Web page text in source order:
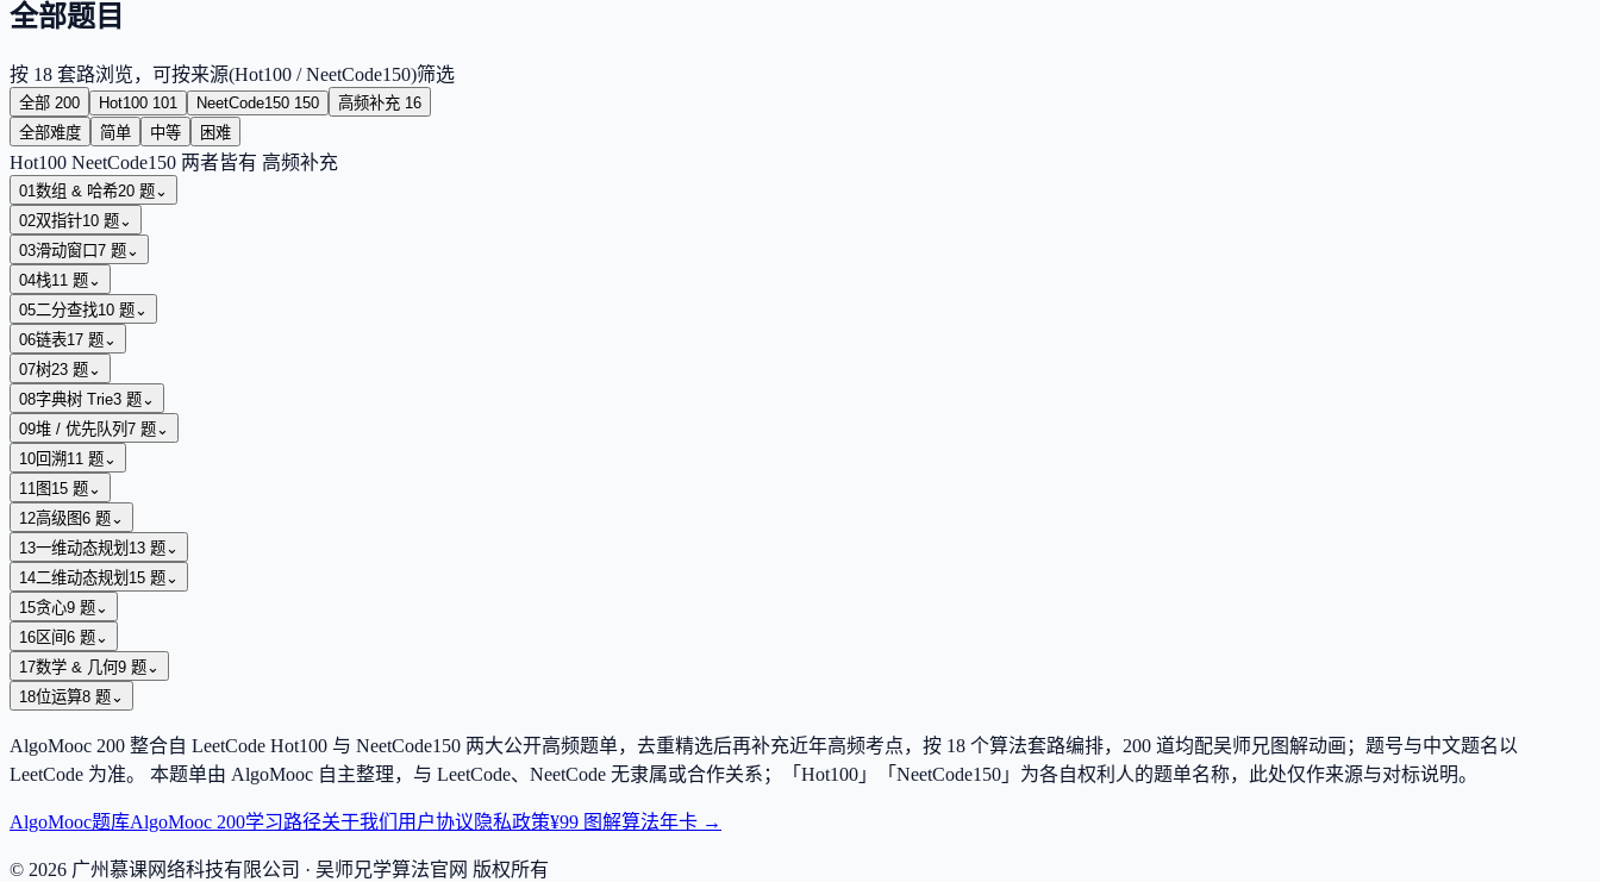
全部题目
按 18 套路浏览，可按来源(Hot100 / NeetCode150)筛选
全部 200 Hot100 101 NeetCode150 150 高频补充 16
全部难度
简单 中等 困难
Hot100 NeetCode150 两者皆有 高频补充
01 数组 & 哈希20 题 ⌄
02双指针10 题 ⌄
03滑动窗口7 题 ⌄
04栈11 题 ⌄
05二分查找10 题 ⌄
06链表17 题 ⌄
07树23 题 ⌄
08字典树 Trie3 题 ⌄
09堆 / 优先队列 7 题 ⌄
10 回溯11 题 ⌄
11 图 15 题 ⌄
12高级图6 题 ⌄
13一维动态规划 13 题 ⌄
14二维动态规划 15 题 ⌄
15贪心9 题 ⌄
16 区间 6 题 ⌄
17数学 & 几何9 题 ⌄
18位运算8 题 ⌄
AlgoMooc 200 整合自 LeetCode Hot100 与 NeetCode150 两大公开高频题单，去重精选后再补充近年高频考点，按 18 个算法套路编排， 200 道均配吴师兄图解动画；题号与中文题名以
LeetCode 为准。 本题单由 AlgoMooc 自主整理，与 LeetCode、NeetCode 无隶属或合作关系；「Hot100」「NeetCode150」为各自权利人的题单名称，此处仅作来源与对标说明。
AlgoMooc题库AlgoMooc 200学习路径关于我们 用户协议 隐私政策¥99 图解算法年卡 →
© 2026 广州慕课网络科技有限公司 · 吴师兄学算法官网 版权所有